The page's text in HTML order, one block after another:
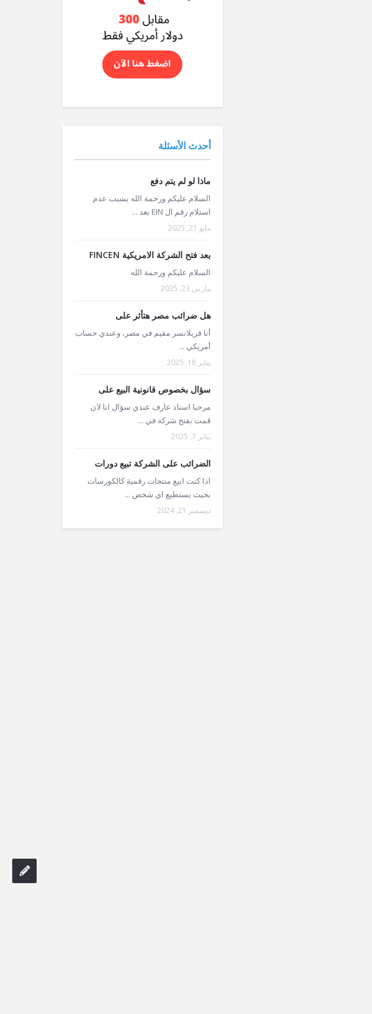
أحدث الأسئلة
ماذا لو لم يتم دفع
السلام عليكم ورحمة الله بسبب عدم
استلام رقم ال EIN بعد ...
مايو 21, 2025
بعد فتح الشركة الامريكية FINCEN
السلام عليكم ورحمة الله
مارس 23, 2025
هل ضرائب مصر هتأثر على
أنا فريلانسر مقيم في مصر، وعندي حساب
أمريكي ...
يناير 18, 2025
سؤال بخصوص قانونية البيع على
مرحبا استاذ عارف عندي سؤال انا لان
قمت بفتح شركة في ...
يناير 7, 2025
الضرائب على الشركة تبيع دورات
اذا كنت ابيع منتجات رقمية كالكورسات
بحيث يستطيع اي شخص ...
ديسمبر 21, 2024